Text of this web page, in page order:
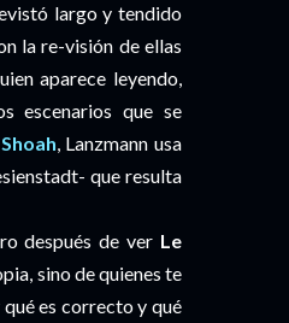
largo y tendido
la re-visión de ellas
aparece leyendo,
escenarios que se
Shoah, Lanzmann usa
que resulta
después de ver Le
sino de quienes te
es correcto y qué